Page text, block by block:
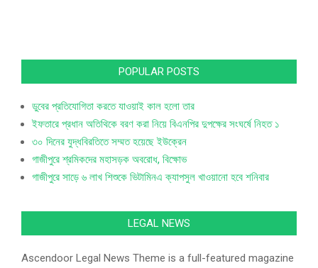
POPULAR POSTS
ডুবের প্রতিযোগিতা করতে যাওয়াই কাল হলো তার
ইফতারে প্রধান অতিথিকে বরণ করা নিয়ে বিএনপির দুপক্ষের সংঘর্ষে নিহত ১
৩০ দিনের যুদ্ধবিরতিতে সম্মত হয়েছে ইউক্রেন
গাজীপুরে শ্রমিকদের মহাসড়ক অবরোধ, বিক্ষোভ
গাজীপুরে সাড়ে ৬ লাখ শিশুকে ভিটামিনএ ক্যাপসুল খাওয়ানো হবে শনিবার
LEGAL NEWS
Ascendoor Legal News Theme is a full-featured magazine